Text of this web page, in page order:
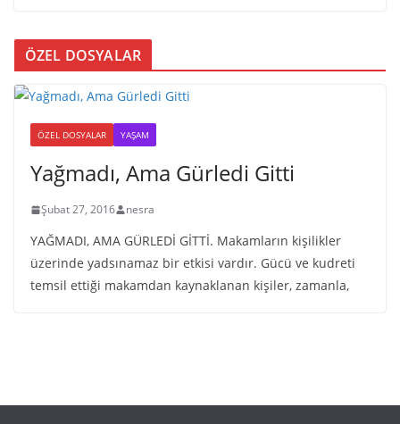
ÖZEL DOSYALAR
ÖZEL DOSYALAR YAŞAM
Yağmadı, Ama Gürledi Gitti
Şubat 27, 2016 nesra
YAĞMADI, AMA GÜRLEDİ GİTTİ. Makamların kişilikler
üzerinde yadsınamaz bir etkisi vardır. Gücü ve kudreti
temsil ettiği makamdan kaynaklanan kişiler, zamanla,